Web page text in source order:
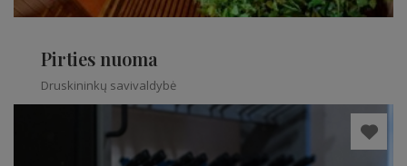
Pirties nuoma
Druskininkų savivaldybė